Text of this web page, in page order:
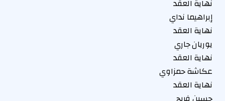
نهاية العقد
إبراهيما نداي
نهاية العقد
يوريان جاري
نهاية العقد
عكاشة حمزاوي
نهاية العقد